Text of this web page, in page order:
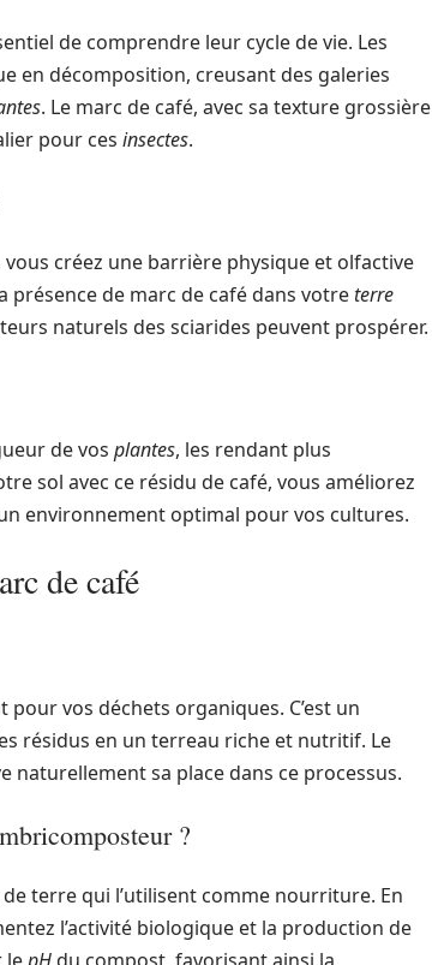
de comprendre leur cycle de vie. Les
en décomposition, creusant des galeries
. Le marc de café, avec sa texture grossière
pour ces insectes.
vous créez une barrière physique et olfactive
présence de marc de café dans votre terre
naturels des sciarides peuvent prospérer.
de vos plantes, les rendant plus
sol avec ce résidu de café, vous améliorez
environnement optimal pour vos cultures.
de café
vos déchets organiques. C’est un
résidus en un terreau riche et nutritif. Le
naturellement sa place dans ce processus.
?
terre qui l’utilisent comme nourriture. En
l’activité biologique et la production de